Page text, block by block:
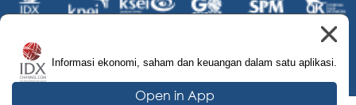
Informasi ekonomi, saham dan keuangan dalam satu aplikasi.
Open in App
© 2026 IDX Channel. All Rights Reserved.